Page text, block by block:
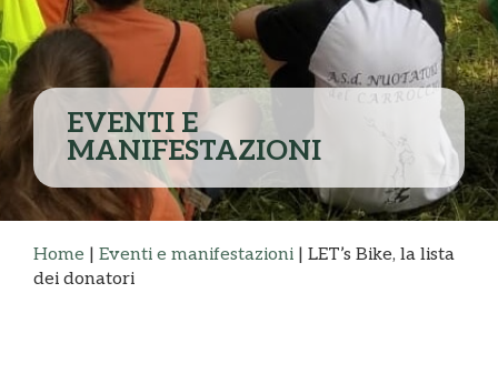
EVENTI E
MANIFESTAZIONI
Home | Eventi e manifestazioni | LET’s Bike, la lista
dei donatori